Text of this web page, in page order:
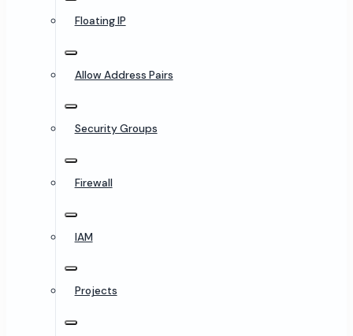
Floating IP
Allow Address Pairs
Security Groups
Firewall
IAM
Projects